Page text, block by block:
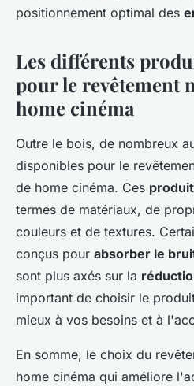
positionnement optimal des
Les différents
pour le revêtement
home cinéma
Outre le bois, de nombreux
disponibles pour le
de home cinéma. Ces
termes de matériaux, de
couleurs et de textures.
conçus pour absorber le
sont plus axés sur la
important de choisir le
mieux à vos besoins et à
En somme, le choix du
home cinéma qui améliore